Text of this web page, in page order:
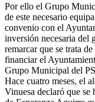
Por ello el Grupo
de este necesario
convenio con el
inversión necesaria del
remarcar que se trata
financiar el
Grupo Municipal del
Hace cuatro meses, el
Vinuesa declaró que